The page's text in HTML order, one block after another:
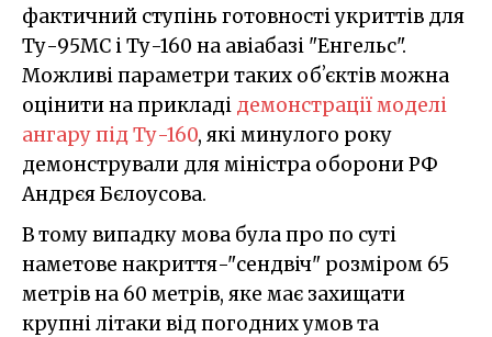
фактичний ступінь готовності укриттів для
Ту-95МС і Ту-160 на авіабазі "Енгельс".
Можливі параметри таких обʼєктів можна
оцінити на прикладі демонстрації моделі
ангару під Ту-160, які минулого року
демонстрували для міністра оборони РФ
Андрєя Бєлоусова.
В тому випадку мова була про по суті
наметове накриття-"сендвіч" розміром 65
метрів на 60 метрів, яке має захищати
крупні літаки від погодних умов та